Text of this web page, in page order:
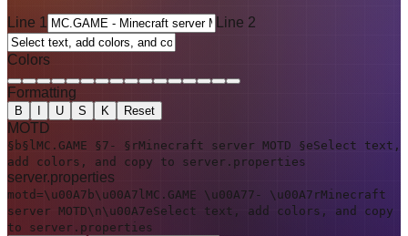
Line 1 Line 2
Colors
Formatting
B U S K Reset
MOTD
§b§lMC.GAME §7- §rMinecraft server MOTD §eSelect text,
add colors, and copy to server.properties
server.properties
motd=\u00A7b\u00A7lMC.GAME \u00A77- \u00A7rMinecraft
server MOTD\n\u00A7eSelect text, add colors, and copy
to server.properties